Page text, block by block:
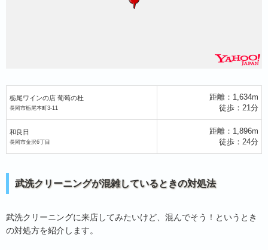
栃尾ワインの店 葡萄の杜
長岡市栃尾本町3-11
距離：1,634m
徒歩：21分
和良日
長岡市金沢6丁目
距離：1,896m
徒歩：24分
武洗クリーニングが混雑しているときの対処法
武洗クリーニングに来店してみたいけど、混んでそう！というとき
の対処方を紹介します。